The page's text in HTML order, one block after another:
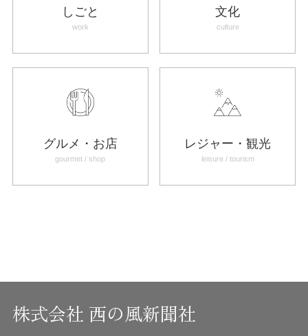
しごと
work
文化
culture
グルメ・お店
gourmet / shop
レジャー・観光
leisure / tourism
株式会社 西の風新聞社